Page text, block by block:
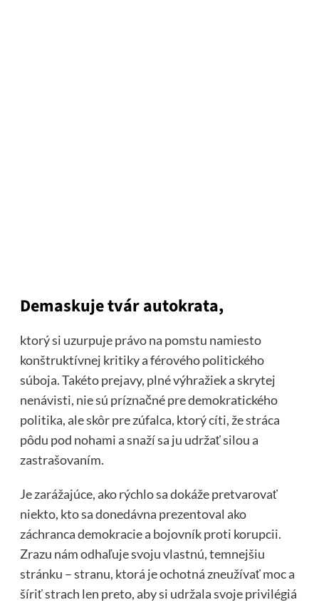
Demaskuje tvár autokrata,
ktorý si uzurpuje právo na pomstu namiesto
konštruktívnej kritiky a férového politického
súboja. Takéto prejavy, plné výhražiek a skrytej
nenávisti, nie sú príznačné pre demokratického
politika, ale skôr pre zúfalca, ktorý cíti, že stráca
pôdu pod nohami a snaží sa ju udržať silou a
zastrašovaním.
Je zarážajúce, ako rýchlo sa dokáže pretvarovať
niekto, kto sa donedávna prezentoval ako
záchranca demokracie a bojovník proti korupcii.
Zrazu nám odhaľuje svoju vlastnú, temnejšiu
stránku – stranu, ktorá je ochotná zneužívať moc a
šíriť strach len preto, aby si udržala svoje privilégiá